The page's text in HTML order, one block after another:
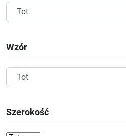
Wzór
Szerokość